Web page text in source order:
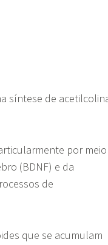
síntese de
por meio
(BDNF) e da
de
que se acumulam